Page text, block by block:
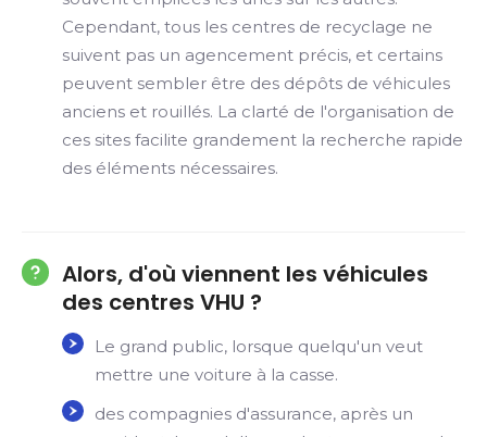
Cependant, tous les centres de recyclage ne
suivent pas un agencement précis, et certains
peuvent sembler être des dépôts de véhicules
anciens et rouillés. La clarté de l'organisation de
ces sites facilite grandement la recherche rapide
des éléments nécessaires.
Alors, d'où viennent les véhicules
des centres VHU ?
Le grand public, lorsque quelqu'un veut
mettre une voiture à la casse.
des compagnies d'assurance, après un